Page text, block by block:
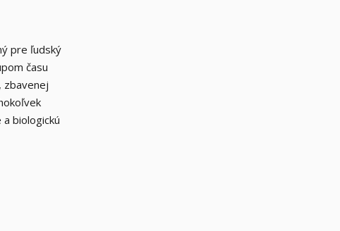
pre ľudský
času
zbavenej
biologickú